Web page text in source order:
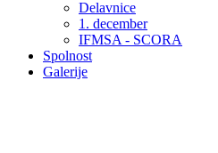
Delavnice
1. december
IFMSA - SCORA
Spolnost
Galerije